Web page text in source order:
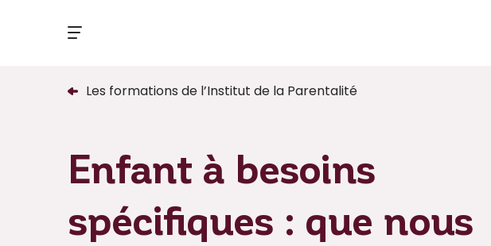
Les formations de l’Institut de la Parentalité
Enfant à besoins
spécifiques : que nous